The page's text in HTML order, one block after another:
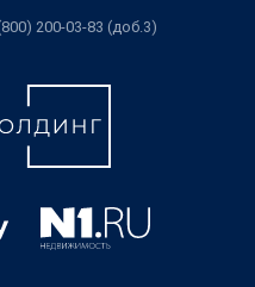
200-03-83 (доб.3)